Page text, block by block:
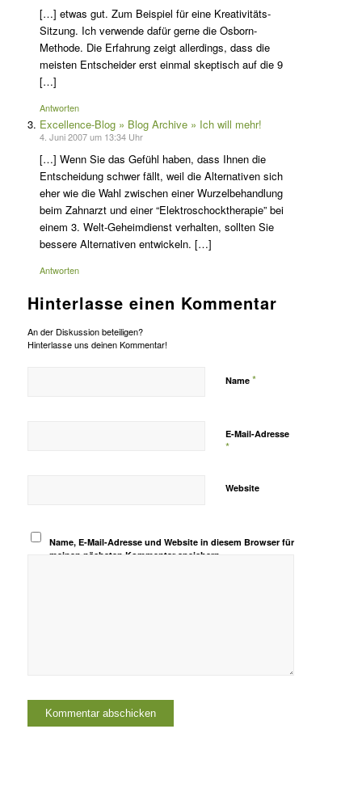
[…] etwas gut. Zum Beispiel für eine Kreativitäts-
Sitzung. Ich verwende dafür gerne die Osborn-
Methode. Die Erfahrung zeigt allerdings, dass die
meisten Entscheider erst einmal skeptisch auf die 9
[…]
Antworten
Excellence-Blog » Blog Archive » Ich will mehr!
4. Juni 2007 um 13:34 Uhr
[…] Wenn Sie das Gefühl haben, dass Ihnen die
Entscheidung schwer fällt, weil die Alternativen sich
eher wie die Wahl zwischen einer Wurzelbehandlung
beim Zahnarzt und einer “Elektroschocktherapie” bei
einem 3. Welt-Geheimdienst verhalten, sollten Sie
bessere Alternativen entwickeln. […]
Antworten
Hinterlasse einen Kommentar
An der Diskussion beteiligen?
Hinterlasse uns deinen Kommentar!
Name *
E-Mail-Adresse
*
Website
Name, E-Mail-Adresse und Website in diesem Browser für
meinen nächsten Kommentar speichern.